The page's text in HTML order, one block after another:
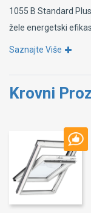
1055 B Standard
žele energetski
Saznajte Više
Krovni